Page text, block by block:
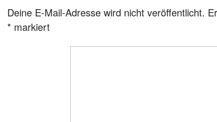
Deine E-Mail-Adresse wird nicht veröffentlicht.
* markiert